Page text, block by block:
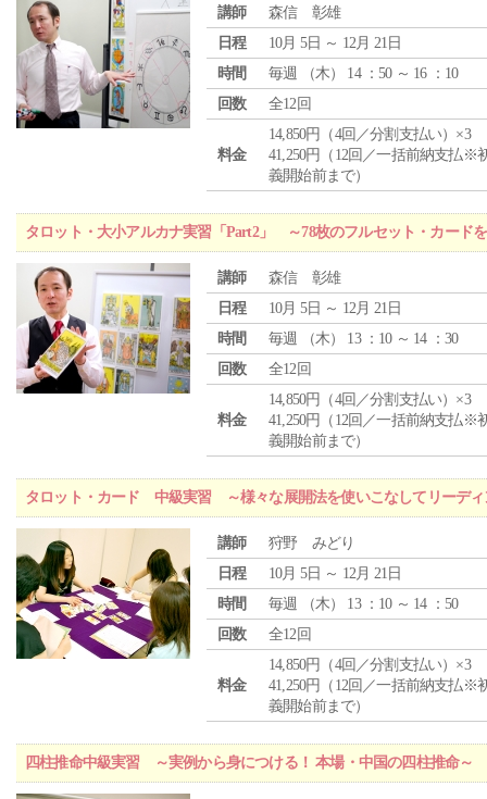
講師
森信 彰雄
日程
10月 5日 ～ 12月 21日
時間
毎週 （木） 14 ：50 ～ 16 ：10
回数
全12回
料金
14,850円（4回／分割支払い）×3
41,250円（12回／一括前納支払※
義開始前まで）
タロット・大小アルカナ実習「Part2」 ～78枚のフルセット・カード
講師
森信 彰雄
日程
10月 5日 ～ 12月 21日
時間
毎週 （木） 13 ：10 ～ 14 ：30
回数
全12回
料金
14,850円（4回／分割支払い）×3
41,250円（12回／一括前納支払※
義開始前まで）
タロット・カード 中級実習 ～様々な展開法を使いこなしてリーディ
講師
狩野 みどり
日程
10月 5日 ～ 12月 21日
時間
毎週 （木） 13 ：10 ～ 14 ：50
回数
全12回
料金
14,850円（4回／分割支払い）×3
41,250円（12回／一括前納支払※
義開始前まで）
四柱推命中級実習 ～実例から身につける！ 本場・中国の四柱推命～